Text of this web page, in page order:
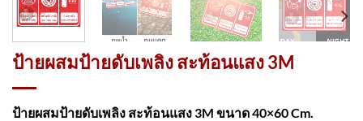
ป้ายผสมป้ายดับเพลิง สะท้อนแสง 3M
ป้ายผสมป้ายดับเพลิง สะท้อนแสง 3M ขนาด 40×60 Cm.